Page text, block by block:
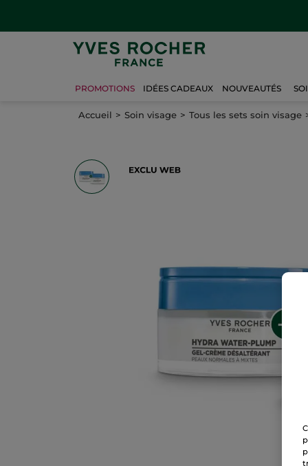
PROMOTIONS IDÉES CADEAUX NOUVEAUTÉS
Accueil Soin visage Tous les sets soin visage